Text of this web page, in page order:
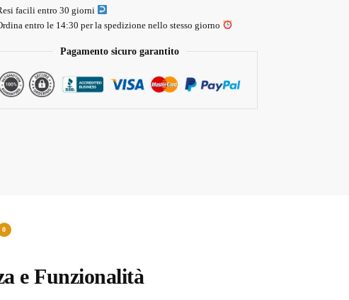
facili entro 30 giorni
entro le 14:30 per la spedizione nello stesso giorno
Pagamento sicuro garantito
0
e Funzionalità